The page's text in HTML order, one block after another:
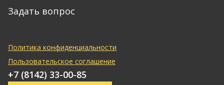
Задать вопрос
Политика конфиденциальности
Пользовательское соглашение
+7 (8142) 33-00-85